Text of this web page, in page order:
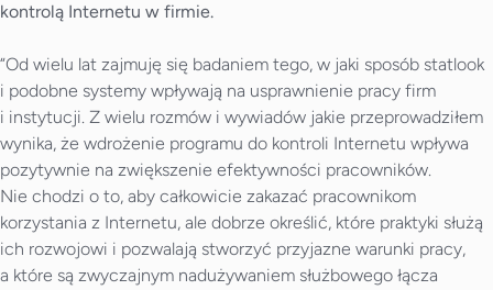
kontrolą Internetu w firmie.
“Od wielu lat zajmuję się badaniem tego, w jaki sposób statlook
i podobne systemy wpływają na usprawnienie pracy firm
i instytucji. Z wielu rozmów i wywiadów jakie przeprowadziłem
wynika, że wdrożenie programu do kontroli Internetu wpływa
pozytywnie na zwiększenie efektywności pracowników.
Nie chodzi o to, aby całkowicie zakazać pracownikom
korzystania z Internetu, ale dobrze określić, które praktyki służą
ich rozwojowi i pozwalają stworzyć przyjazne warunki pracy,
a które są zwyczajnym nadużywaniem służbowego łącza